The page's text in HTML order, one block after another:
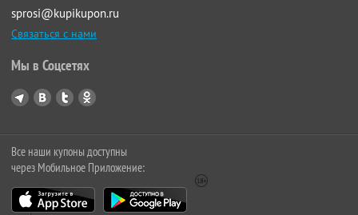
sprosi@kupikupon.ru
Связаться с нами
Мы в Соцсетях
Все наши купоны доступны
через Мобильное Приложение: